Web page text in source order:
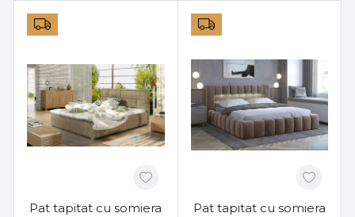
Pat tapitat cu somiera
Pat tapitat cu somiera